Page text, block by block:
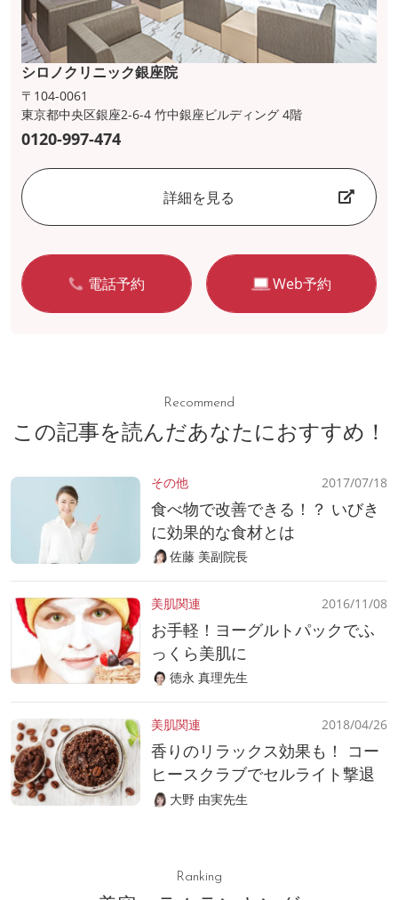
シロノクリニック銀座院
〒104-0061
東京都中央区銀座2-6-4 竹中銀座ビルディング 4階
0120-997-474
詳細を見る
電話予約 Web予約
Recommend
この記事を読んだあなたにおすすめ！
その他 2017/07/18
食べ物で改善できる！？ いびき
に効果的な食材とは
佐藤 美副院長
美肌関連 2016/11/08
お手軽！ヨーグルトパックでふ
っくら美肌に
徳永 真理先生
美肌関連 2018/04/26
香りのリラックス効果も！ コー
ヒースクラブでセルライト撃退
大野 由実先生
Ranking